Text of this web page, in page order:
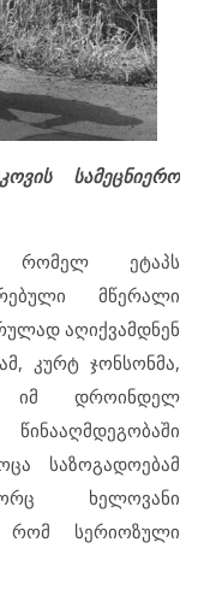
სამეცნიერო
რომელ ეტაპს
მწერალი
აღიქვამდნენ
კურტ ჯონსონმა,
იმ დროინდელ
საზოგადოებამ
ხელოვანი
რომ სერიოზული